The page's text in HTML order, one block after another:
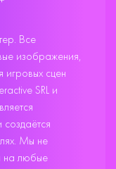
Все
изображения,
игровых сцен
SRL и
Мы не
на любые